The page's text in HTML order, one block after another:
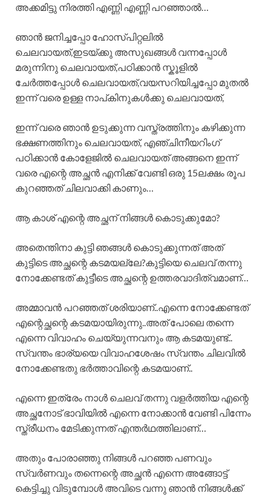
അക്കമിട്ടു നിരത്തി എണ്ണി എണ്ണി പറഞ്ഞാൽ…
ഞാൻ ജനിച്ചപ്പോ ഹോസ്പിറ്റലിൽ
ചെലവായത്,ഇടയ്ക്കു അസുഖങ്ങൾ വന്നപ്പോൾ
മരുന്നിനു ചെലവായത്,പഠിക്കാൻ സ്കൂളിൽ
ചേർത്തപ്പോൾ ചെലവായത്,വയസറിയിച്ചപ്പോ മുതൽ
ഇന്ന് വരെ ഉള്ള നാപ്കിനുകൾക്കു ചെലവായത്,
ഇന്ന് വരെ ഞാൻ ഉടുക്കുന്ന വസ്ത്രത്തിനും കഴിക്കുന്ന
ഭക്ഷണത്തിനും ചെലവായത്, എഞ്ചിനീയറിംഗ്
പഠിക്കാൻ കോളേജിൽ ചെലവായത് അങ്ങനെ ഇന്ന്
വരെ എന്റെ അച്ഛൻ എനിക്ക് വേണ്ടി ഒരു 15ലക്ഷം രൂപ
കുറഞ്ഞത് ചിലവാക്കി കാണും…
ആ കാശ് എന്റെ അച്ഛന് നിങ്ങൾ കൊടുക്കുമോ?
അതെന്തിനാ കുട്ടി ഞങ്ങൾ കൊടുക്കുന്നത് അത്
കുട്ടിടെ അച്ഛന്റെ കടമയല്ലേ?കുട്ടിയെ ചെലവ് തന്നു
നോക്കേണ്ടത് കുട്ടീടെ അച്ഛന്റെ ഉത്തരവാദിത്വമാണ്…
അമ്മാവൻ പറഞ്ഞത് ശരിയാണ്..എന്നെ നോക്കേണ്ടത്
എന്റെച്ഛന്റെ കടമയായിരുന്നു..അത് പോലെ തന്നെ
എന്നെ വിവാഹം ചെയ്യുന്നവനും ആ കടമയുണ്ട്..
സ്വന്തം ഭാര്യയെ വിവാഹശേഷം സ്വന്തം ചിലവിൽ
നോക്കേണ്ടതു ഭർത്താവിന്റെ കടമയാണ്..
എന്നെ ഇത്രേം നാൾ ചെലവ് തന്നു വളർത്തിയ എന്റെ
അച്ഛനോട് ഭാവിയിൽ എന്നെ നോക്കാൻ വേണ്ടി പിന്നേം
സ്ത്രീധനം മേടിക്കുന്നത് എന്തർഥത്തിലാണ്…
അതും പോരാഞ്ഞു നിങ്ങൾ പറഞ്ഞ പണവും
സ്വർണവും തന്നെന്റെ അച്ഛൻ എന്നെ അങ്ങോട്ട്
കെട്ടിച്ചു വിടുമ്പോൾ അവിടെ വന്നു ഞാൻ നിങ്ങൾക്ക്